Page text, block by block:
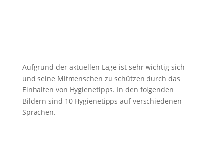
Aufgrund der aktuellen Lage ist sehr wichtig sich
und seine Mitmenschen zu schützen durch das
Einhalten von Hygienetipps. In den folgenden
Bildern sind 10 Hygienetipps auf verschiedenen
Sprachen.